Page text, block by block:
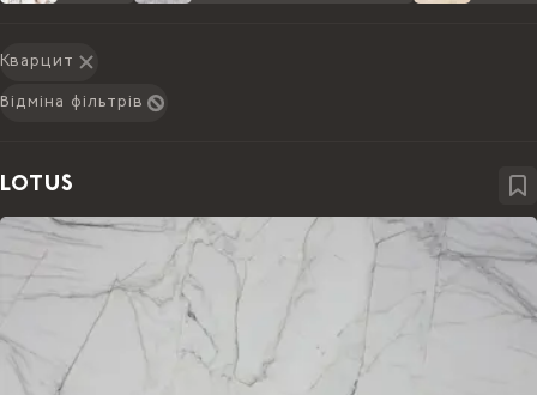
Кварцит
Відміна фільтрів
LOTUS